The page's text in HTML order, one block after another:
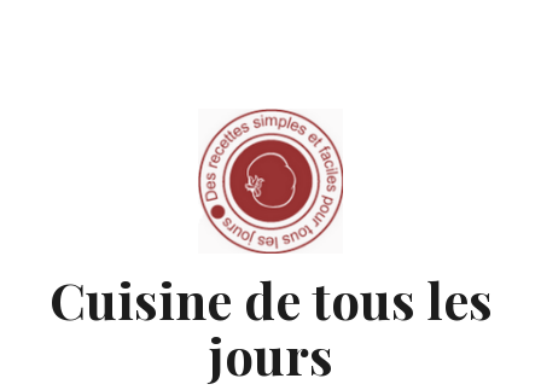
Cuisine de tous les
jours